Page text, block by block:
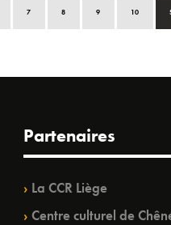
7 8 9 10
Partenaires
La CCR Liège
Centre culturel de